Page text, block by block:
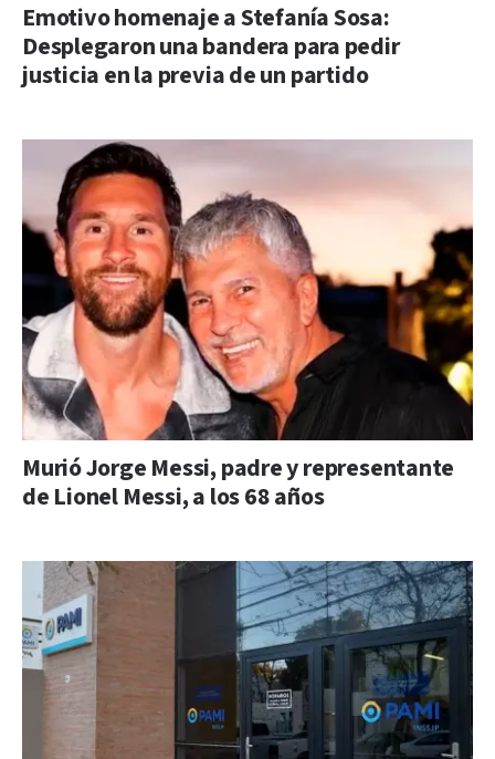
Emotivo homenaje a Stefanía Sosa:
Desplegaron una bandera para pedir
justicia en la previa de un partido
Murió Jorge Messi, padre y representante
de Lionel Messi, a los 68 años